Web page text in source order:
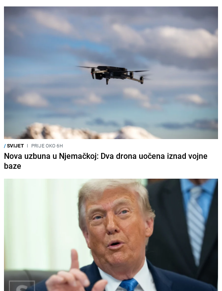
/SVIJET I PRIJE OKO 6H
Nova uzbuna u Njemačkoj: Dva drona uočena iznad vojne
baze